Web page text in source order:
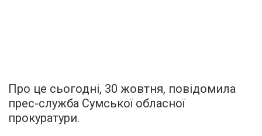
Про це сьогодні, 30 жовтня, повідомила
прес-служба Сумської обласної
прокуратури.